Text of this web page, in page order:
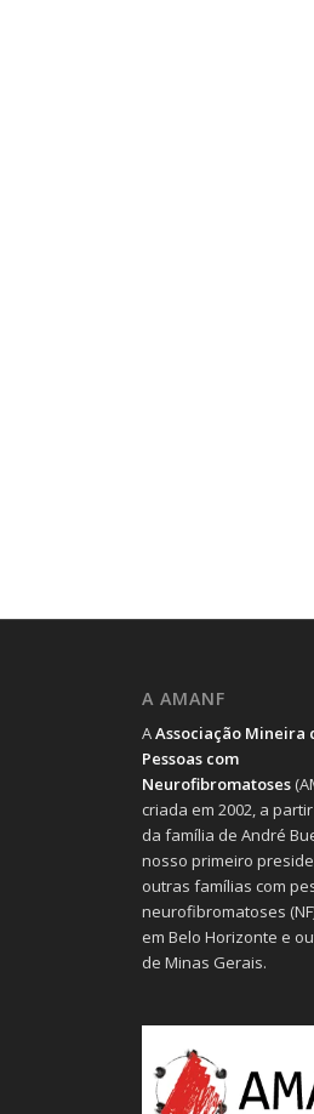
A AMANF
AAssociação Mineira
Pessoas com
Neurofibromatoses
criada em 2002, a
da família de André
nosso primeiro
outras famílias com
neurofibromatoses
em Belo Horizonte e
de Minas Gerais.